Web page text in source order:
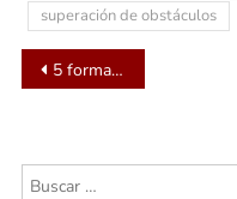
superación de obstáculos
Navegación
entradas
5 formas en las que MediaTek potencia el nuevo motorola edge 40